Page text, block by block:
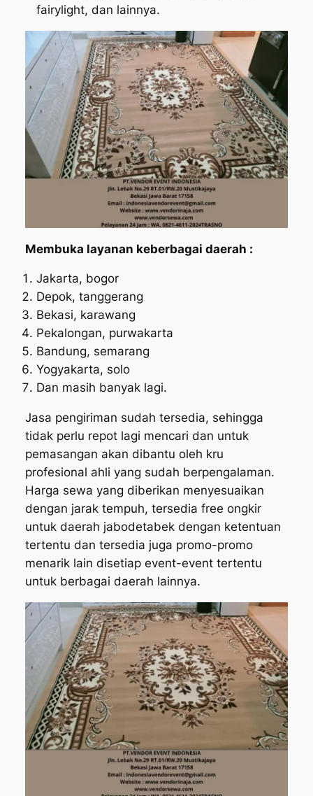
fairylight, dan lainnya.
Membuka layanan keberbagai daerah :
Jakarta, bogor
Depok, tanggerang
Bekasi, karawang
Pekalongan, purwakarta
Bandung, semarang
Yogyakarta, solo
Dan masih banyak lagi.
Jasa pengiriman sudah tersedia, sehingga
tidak perlu repot lagi mencari dan untuk
pemasangan akan dibantu oleh kru
profesional ahli yang sudah berpengalaman.
Harga sewa yang diberikan menyesuaikan
dengan jarak tempuh, tersedia free ongkir
untuk daerah jabodetabek dengan ketentuan
tertentu dan tersedia juga promo-promo
menarik lain disetiap event-event tertentu
untuk berbagai daerah lainnya.